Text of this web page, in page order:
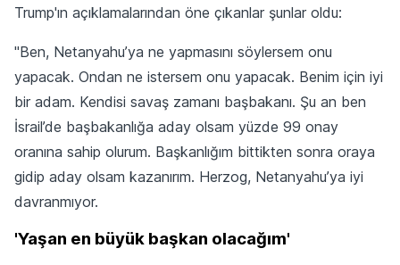
Trump'ın açıklamalarından öne çıkanlar şunlar oldu:
"Ben, Netanyahu’ya ne yapmasını söylersem onu
yapacak. Ondan ne istersem onu yapacak. Benim için iyi
bir adam. Kendisi savaş zamanı başbakanı. Şu an ben
İsrail’de başbakanlığa aday olsam yüzde 99 onay
oranına sahip olurum. Başkanlığım bittikten sonra oraya
gidip aday olsam kazanırım. Herzog, Netanyahu’ya iyi
davranmıyor.
'Yaşan en büyük başkan olacağım'